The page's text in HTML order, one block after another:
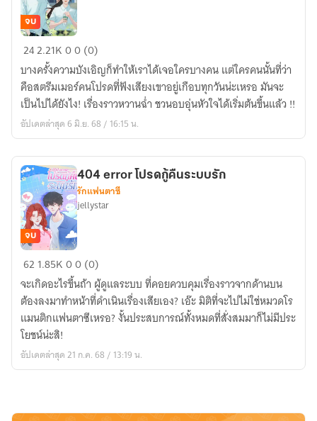
คุณ
ม
เม
อร์
ข้าง
จบ
242.21K00 (0)
บางครั้งความบังเอิญก็ทำให้เราได้เจอใครบางคน แต่ใครคนนั้นที่ว่า
คือสตรีมเมอร์คนโปรดที่ฟังเสียงเขาอยู่เกือบทุกวันน่ะเหรอ มันจะ
เป็นไปได้ยังไง! เรื่องราวหวานฉ่ำ ชวนอบอุ่นหัวใจได้เริ่มต้นขึ้นแล้ว !!
อัปเดตล่าสุด 6 มิ.ย. 68 / 16:15 น.
404
error
โปรด
กู้
คืน
ระบบ
รัก
จบ
404 error โปรดกู้คืนระบบรัก
รักแฟนตาซี
jellystar
62 1.85K00 (0)
จะเกิดอะไรขึ้นถ้า ผู้ดูแลระบบ ที่คอยควบคุมเรื่องราวจากด้านบน
ต้องลงมาทำหน้าที่ดำเนินเรื่องเสียเอง? เอ๊ะ มิติที่จะไปไม่ใช่หมวดโร
แมนติกแฟนตาซีเหรอ? งั้นประสบการณ์ทั้งหมดที่สั่งสมมาก็ไม่มีประ
โยชน์น่ะสิ!
อัปเดตล่าสุด 21 ก.ค. 68 / 13:19 น.